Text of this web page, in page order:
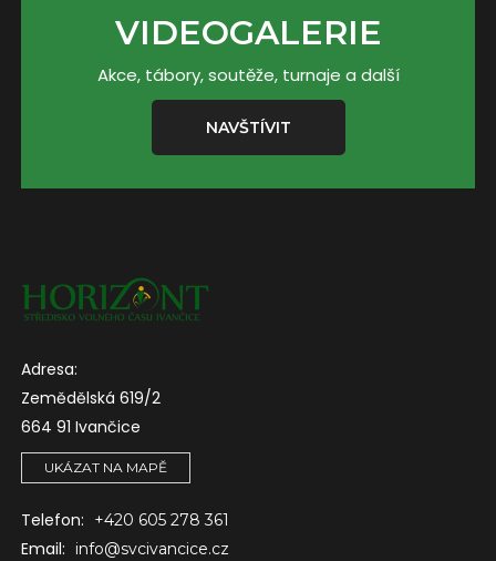
VIDEOGALERIE
Akce, tábory, soutěže, turnaje a další
NAVŠTÍVIT
Adresa:
Zemědělská 619/2
664 91 Ivančice
UKÁZAT NA MAPĚ
Telefon: +420 605 278 361
Email: info@svcivancice.cz